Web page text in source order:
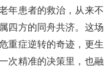
年患者的救治，从来不
四方的同舟共济。这场
重症逆转的奇迹，更生
次精准的决策里，也融